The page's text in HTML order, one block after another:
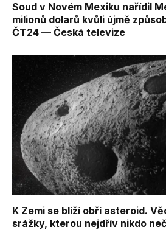
Soud v Novém Mexiku nařídil
milionů dolarů kvůli újmě
ČT24 — Česká televize
K Zemi se blíží obří asteroid.
srážky, kterou nejdřív nikdo